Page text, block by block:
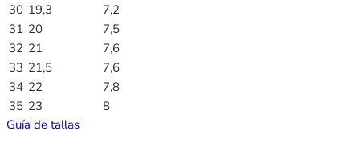
30 19,3
7,2
31 20
7,5
32 21
7,6
33 21,5
7,6
34 22
7,8
35 23
8
Guía de tallas